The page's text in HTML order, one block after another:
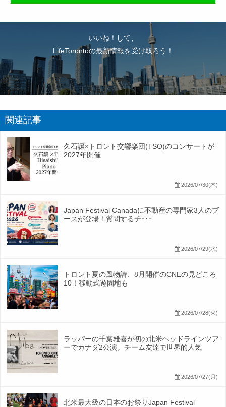
いいね！して、
LifeTorontoの最新情報を受け取ろう！
関連記事
久石譲×トロント交響楽団(TSO)のコンサートが
2027年開催
2026/07/30(木)
Japan Festival Canadaに不動産の専門家3人のブ
ースが登場！質問するチ･･･
2026/07/29(水)
トロント夏の風物詩、8月開催のCNEの見どころ
10！移動式遊園地も
2026/07/28(火)
ラッパーの千葉雄喜が初の北米ヘッドラインツア
ーでカナダ2公演。チーム友達で世界的人気
2026/07/27(月)
北米最大級の日本のお祭りJapan Festival